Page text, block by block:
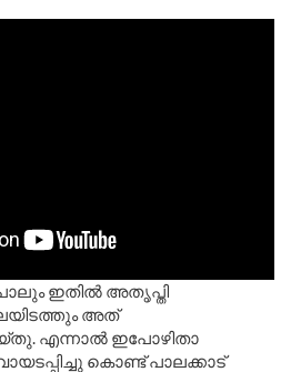
പോലും ഇതിൽ അതൃപ്തി
അത്
എന്നാൽ ഇപോഴിതാ
കൊണ്ട് പാലക്കാട്‌